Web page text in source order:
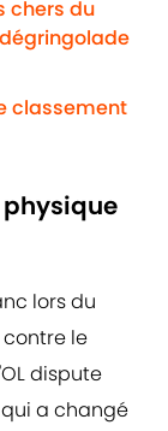
chers du
classement
lors du
le
dispute
a changé